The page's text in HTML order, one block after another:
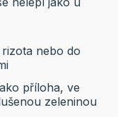
nebo do
příloha, ve
zeleninou